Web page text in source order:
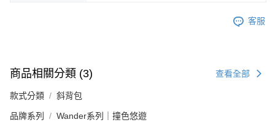
客服
商品相關分類 (3) 查看全部
款式分類 斜背包
品牌系列 Wander系列｜撞色悠遊